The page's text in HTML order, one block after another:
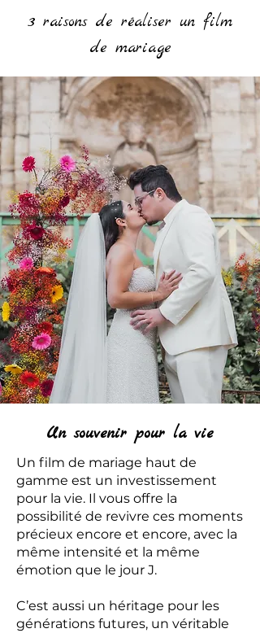
3 raisons de réaliser un film
de mariage
Un souvenir pour la vie
Un film de mariage haut de
gamme est un investissement
pour la vie. Il vous offre la
possibilité de revivre ces moments
précieux encore et encore, avec la
même intensité et la même
émotion que le jour J.
C’est aussi un héritage pour les
générations futures, un véritable